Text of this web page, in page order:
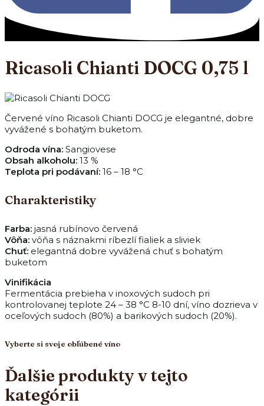
Ricasoli Chianti DOCG 0,75 l
Červené víno Ricasoli Chianti DOCG je elegantné, dobre
vyvážené s bohatým buketom.
Odroda vína: Sangiovese
Obsah alkoholu: 13 %
Teplota pri podávaní: 16 – 18 °C
Charakteristiky
Farba: jasná rubínovo červená
Vôňa: vôňa s náznakmi ríbezlí fialiek a sliviek
Chuť: elegantná dobre vyvážená chuť s bohatým
buketom
Vinifikácia
Fermentácia prebieha v inoxových sudoch pri
kontrolovanej teplote 24 – 38 °C 8-10 dní, víno dozrieva v
oceľových sudoch (80%) a barikových sudoch (20%).
Vyberte si svoje obľúbené víno
Ďalšie produkty v tejto
kategórii